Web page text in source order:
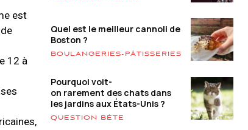
est
12 à
Quel est le meilleur cannoli de
Boston ?
BOULANGERIES-PÂTISSERIES
Pourquoi voit-
on rarement des chats dans
les jardins aux États-Unis ?
QUESTION BÊTE